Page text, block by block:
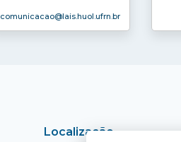
comunicacao@lais.huol.ufrn.br
Localização